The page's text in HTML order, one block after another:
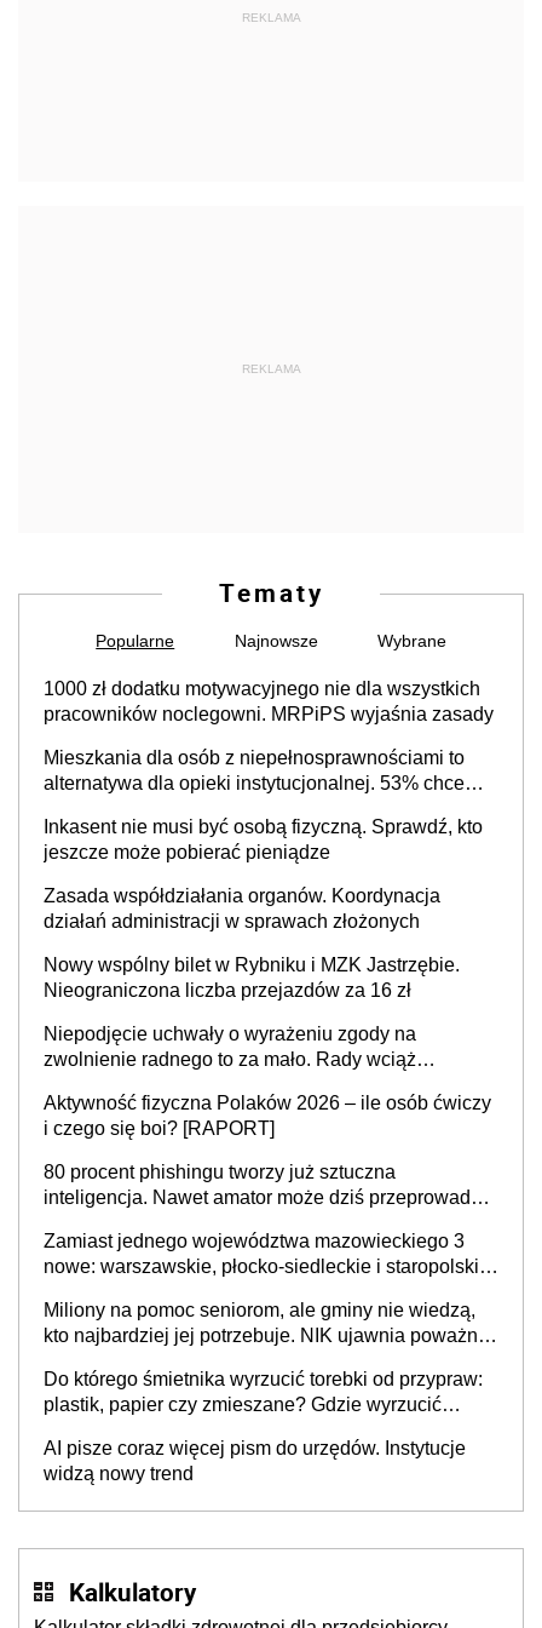
REKLAMA
REKLAMA
Tematy
Popularne Najnowsze Wybrane
1000 zł dodatku motywacyjnego nie dla wszystkich
pracowników noclegowni. MRPiPS wyjaśnia zasady
Mieszkania dla osób z niepełnosprawnościami to
alternatywa dla opieki instytucjonalnej. 53% chce
Inkasent nie musi być osobą fizyczną. Sprawdź, kto
jeszcze może pobierać pieniądze
Zasada współdziałania organów. Koordynacja
działań administracji w sprawach złożonych
Nowy wspólny bilet w Rybniku i MZK Jastrzębie.
Nieograniczona liczba przejazdów za 16 zł
Niepodjęcie uchwały o wyrażeniu zgody na
zwolnienie radnego to za mało. Rady wciąż
sprawy
Aktywność fizyczna Polaków 2026 – ile osób ćwiczy
i czego się boi? [RAPORT]
80 procent phishingu tworzy już sztuczna
inteligencja. Nawet amator może dziś przeprowadzić
Zamiast jednego województwa mazowieckiego 3
nowe: warszawskie, płocko-siedleckie i staropolskie.
stołecznych
Miliony na pomoc seniorom, ale gminy nie wiedzą,
kto najbardziej jej potrzebuje. NIK ujawnia poważną
Do którego śmietnika wyrzucić torebki od przypraw:
plastik, papier czy zmieszane? Gdzie wyrzucić
AI pisze coraz więcej pism do urzędów. Instytucje
widzą nowy trend
Kalkulatory